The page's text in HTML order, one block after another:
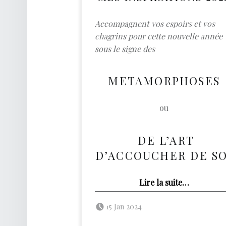
Accompagnent vos espoirs et vos
chagrins pour cette nouvelle année
sous le signe des
METAMORPHOSES
ou
DE L’ART
D’ACCOUCHER DE
Lire la suite“2024 : Métamorphoses ou l’art d’accoucher de soi”
…
15 Jan 2024